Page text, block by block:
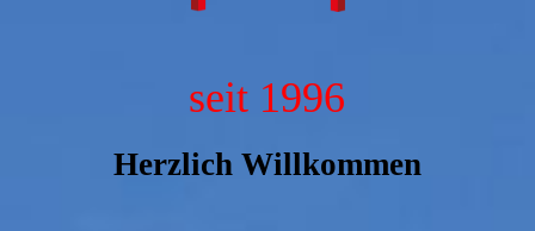
seit 1996
Herzlich Willkommen